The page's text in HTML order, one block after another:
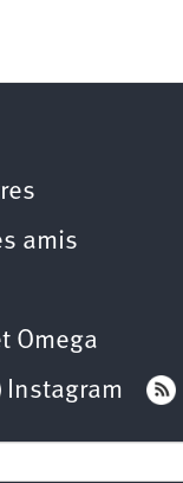
amis
Omega
Instagram